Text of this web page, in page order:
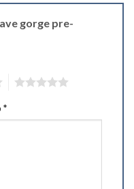
gorge pre-
*